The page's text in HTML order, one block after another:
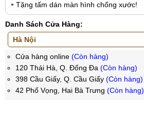
Tặng tấm dán màn hình chống xước!
Danh Sách Cửa Hàng:
Cửa hàng online (Còn hàng)
120 Thái Hà, Q. Đống Đa (Còn hàng)
398 Cầu Giấy, Q. Cầu Giấy (Còn hàng)
42 Phố Vọng, Hai Bà Trưng (Còn hàng)